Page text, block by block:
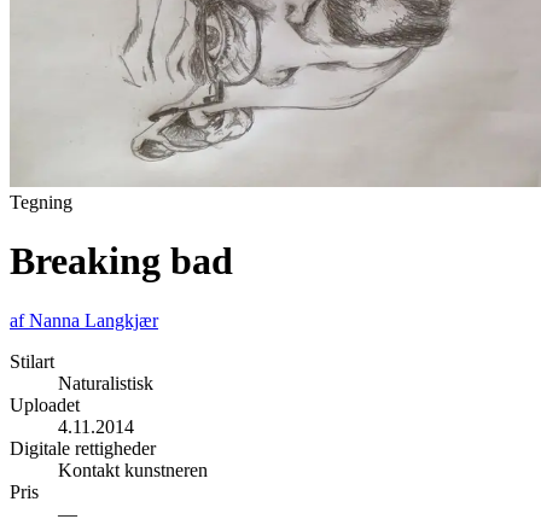
Tegning
Breaking bad
afNanna Langkjær
Stilart
Naturalistisk
Uploadet
4.11.2014
Digitale rettigheder
Kontakt kunstneren
Pris
—